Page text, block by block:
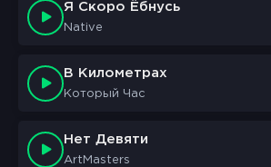
Я Скоро Ёбнусь
Native
В Километрах
Который Час
Нет Девяти
ArtMasters